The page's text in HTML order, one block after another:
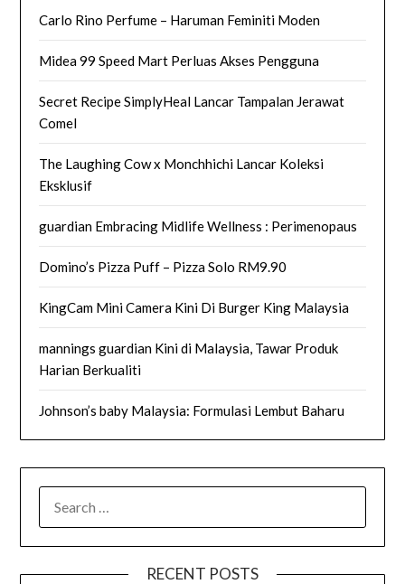
Carlo Rino Perfume – Haruman Feminiti Moden
Midea 99 Speed Mart Perluas Akses Pengguna
Secret Recipe SimplyHeal Lancar Tampalan Jerawat
Comel
The Laughing Cow x Monchhichi Lancar Koleksi
Eksklusif
guardian Embracing Midlife Wellness : Perimenopaus
Domino’s Pizza Puff – Pizza Solo RM9.90
KingCam Mini Camera Kini Di Burger King Malaysia
mannings guardian Kini di Malaysia, Tawar Produk
Harian Berkualiti
Johnson’s baby Malaysia: Formulasi Lembut Baharu
FOR:
RECENT POSTS